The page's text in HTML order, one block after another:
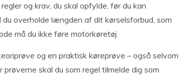
og krav, du skal opfylde, før du kan
overholde længden af dit kørselsforbud, som
må du ikke føre motorkøretøj.
og en praktisk køreprøve – også selvom
skal du som regel tilmelde dig som